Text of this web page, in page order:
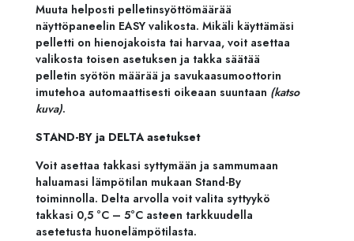
Muuta helposti pelletinsyöttömäärää
näyttöpaneelin EASY valikosta. Mikäli käyttämäsi
pelletti on hienojakoista tai harvaa, voit asettaa
valikosta toisen asetuksen ja takka säätää
pelletin syötön määrää ja savukaasumoottorin
imutehoa automaattisesti oikeaan suuntaan (katso
kuva).
STAND-BY ja DELTA asetukset
Voit asettaa takkasi syttymään ja sammumaan
haluamasi lämpötilan mukaan Stand-By
toiminnolla. Delta arvolla voit valita syttyykö
takkasi 0,5 °C – 5°C asteen tarkkuudella
asetetusta huonelämpötilasta.